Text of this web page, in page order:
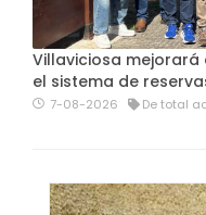
Villaviciosa
el sistema de
7-08-2026 De total